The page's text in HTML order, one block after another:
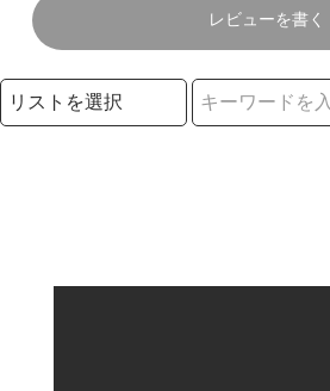
レビューを書く
検索リストの選択